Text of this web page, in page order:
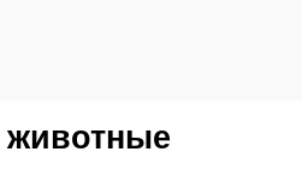
животные